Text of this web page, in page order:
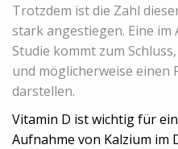
Trotzdem ist die Zahl
stark angestiegen. Eine
Studie kommt zum
und möglicherweise einen
darstellen.
Vitamin D ist wichtig für
Aufnahme von Kalzium im